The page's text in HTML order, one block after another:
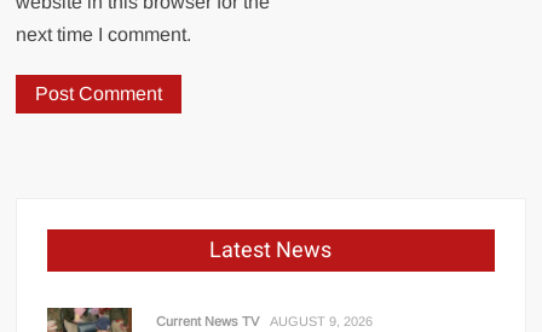
next time I comment.
Latest News
Current News TV AUGUST 9, 2026